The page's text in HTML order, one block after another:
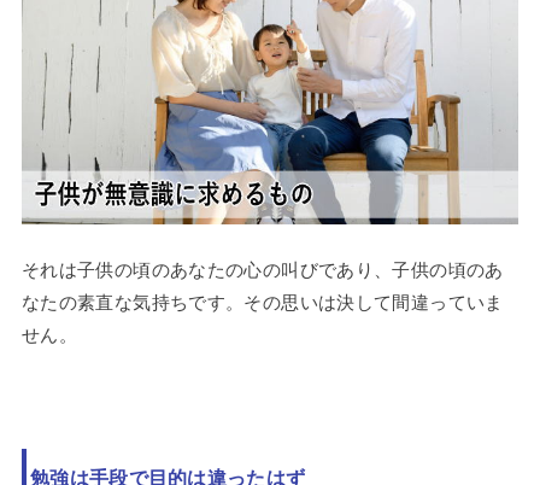
それは子供の頃のあなたの心の叫びであり、子供の頃のあ
なたの素直な気持ちです。その思いは決して間違っていま
せん。
勉強は手段で目的は違ったはず